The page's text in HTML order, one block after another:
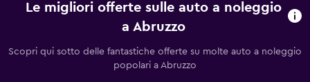
Le migliori offerte sulle auto a noleggio
a Abruzzo
Scopri qui sotto delle fantastiche offerte su molte auto a noleggio
popolari a Abruzzo